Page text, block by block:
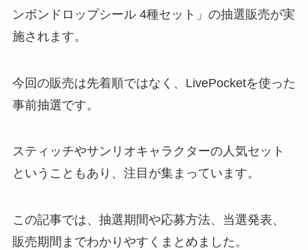
ンボンドロップシール 4種セット」の抽選販売が実
施されます。
今回の販売は先着順ではなく、LivePocketを使った
事前抽選です。
スティッチやサンリオキャラクターの人気セット
ということもあり、注目が集まっています。
この記事では、抽選期間や応募方法、当選発表、
販売期間までわかりやすくまとめました。